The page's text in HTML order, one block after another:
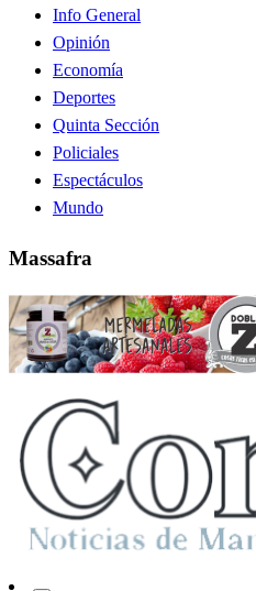
Info General
Opinión
Economía
Deportes
Quinta Sección
Policiales
Espectáculos
Mundo
Massafra